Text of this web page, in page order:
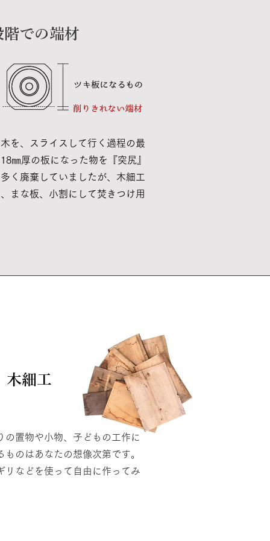
階での端材
を、スライスして行く過程の最
㎜厚の板になった物を『突尻』
く廃棄していましたが、木細工
まな板、小割にして焚きつけ用
​木細工
の置物や小物、子どもの工作に
ものはあなたの想像次第です。
リなどを使って自由に作ってみ